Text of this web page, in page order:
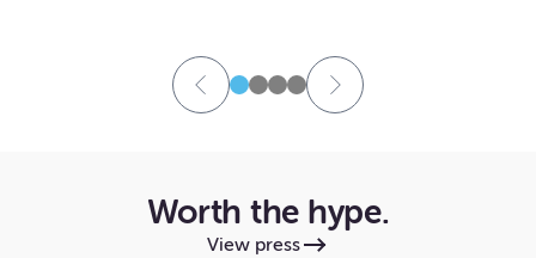
Worth the hype.
View press